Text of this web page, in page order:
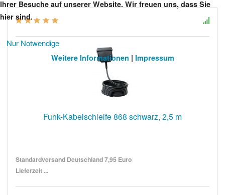
Funk-Kabelschleife 868 schwarz, 2,5 m
Standardversand Deutschland 7,95 Euro
Lieferzeit ...
Ihrer Besuche auf unserer Website. Wir freuen uns, dass Sie
hier sind.
Nur Notwendige
Weitere Informationen | Impressum